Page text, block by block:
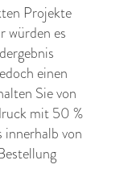
Projekte
würden es
einen
Sie von
mit 50 %
innerhalb von